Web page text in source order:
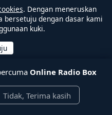
. Dengan meneruskan
bersetuju dengan dasar kami
kuki.
Online Radio Box
Tidak, Terima kasih